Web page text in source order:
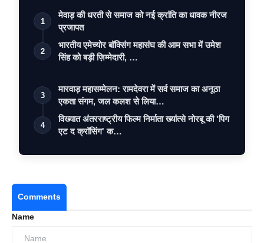
1
मेवाड़ की धरती से समाज को नई क्रांति का धावक नीरज
प्रजापत
2
भारतीय एमेच्योर बॉक्सिंग महासंघ की आम सभा में उमेश
सिंह को बड़ी ज़िम्मेदारी, …
3
मारवाड़ महासम्मेलन: रामदेवरा में सर्व समाज का अनूठा
एकता संगम, जल कलश से लिया…
4
विख्यात अंतरराष्ट्रीय फिल्म निर्माता ख्यांत्से नोरबू की 'पिग
एट द क्रॉसिंग' क…
Comments
Name